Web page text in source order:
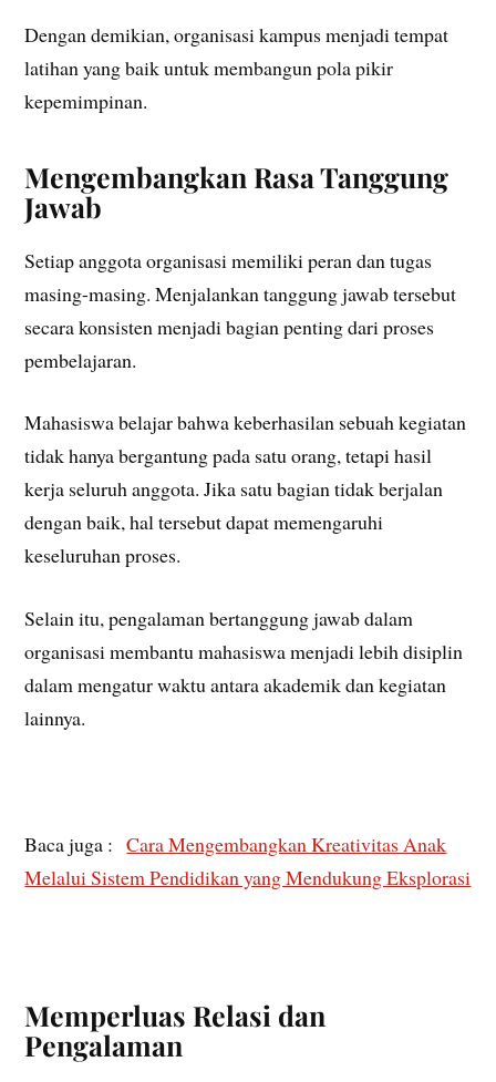
Dengan demikian, organisasi kampus menjadi tempat
latihan yang baik untuk membangun pola pikir
kepemimpinan.
Mengembangkan Rasa Tanggung
Jawab
Setiap anggota organisasi memiliki peran dan tugas
masing-masing. Menjalankan tanggung jawab tersebut
secara konsisten menjadi bagian penting dari proses
pembelajaran.
Mahasiswa belajar bahwa keberhasilan sebuah kegiatan
tidak hanya bergantung pada satu orang, tetapi hasil
kerja seluruh anggota. Jika satu bagian tidak berjalan
dengan baik, hal tersebut dapat memengaruhi
keseluruhan proses.
Selain itu, pengalaman bertanggung jawab dalam
organisasi membantu mahasiswa menjadi lebih disiplin
dalam mengatur waktu antara akademik dan kegiatan
lainnya.
Baca juga :Cara Mengembangkan Kreativitas Anak
Melalui Sistem Pendidikan yang Mendukung Eksplorasi
Memperluas Relasi dan
Pengalaman